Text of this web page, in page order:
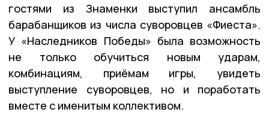
гостями из Знаменки выступил ансамбль
барабанщиков из числа суворовцев «Фиеста».
У «Наследников Победы» была возможность
не только обучиться новым ударам,
комбинациям, приёмам игры, увидеть
выступление суворовцев, но и поработать
вместе с именитым коллективом.